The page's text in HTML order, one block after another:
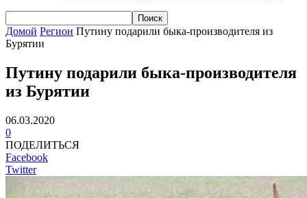
Домой Регион Путину подарили быка-производителя из
Бурятии
Путину подарили быка-производителя
из Бурятии
06.03.2020
0
ПОДЕЛИТЬСЯ
Facebook
Twitter